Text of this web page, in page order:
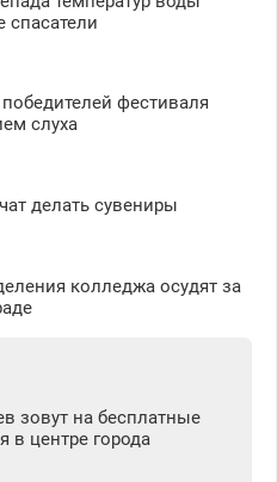
спасатели
фестиваля
слуха
делать сувениры
колледжа осудят за
зовут на бесплатные
в центре города